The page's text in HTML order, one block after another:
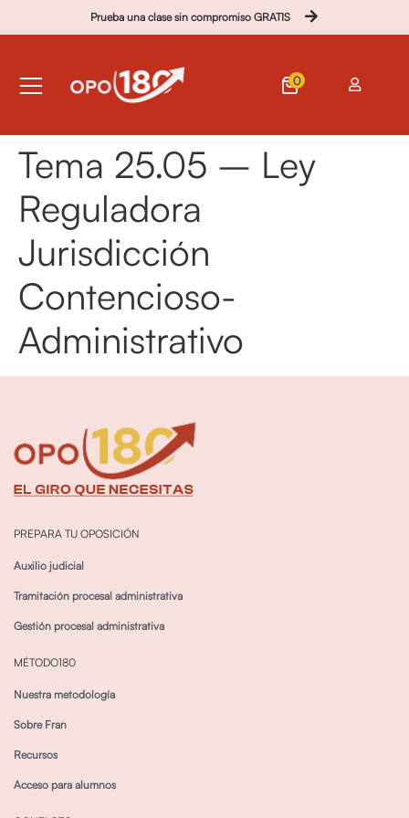
Prueba una clase sin compromiso GRATIS
0
Tema 25.05 – Ley
Reguladora
Jurisdicción
Contencioso-
Administrativo
PREPARA TU OPOSICIÓN
Auxilio judicial
Tramitación procesal administrativa
Gestión procesal administrativa
MÉTODO180
Nuestra metodología
Sobre Fran
Recursos
Acceso para alumnos